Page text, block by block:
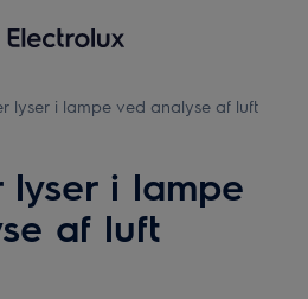
lyser i lampe ved analyse af luft
lyser i lampe
af luft